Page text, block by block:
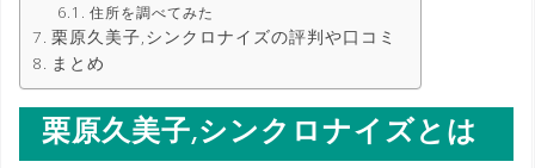
住所を調べてみた
栗原久美子,シンクロナイズの評判や口コミ
まとめ
栗原久美子,シンクロナイズとは